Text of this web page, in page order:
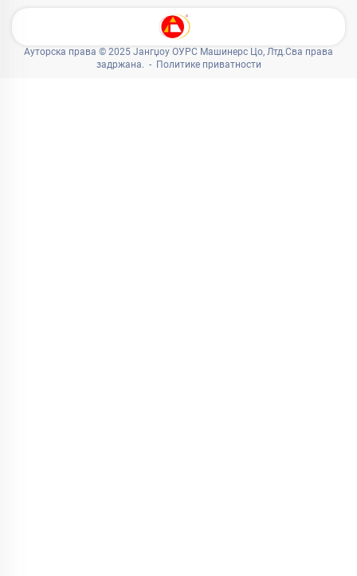
Ауторска права © 2025 Јангџоу ОУРС Машинерс Цо, Лтд.Сва права
задржана. - Политике приватности